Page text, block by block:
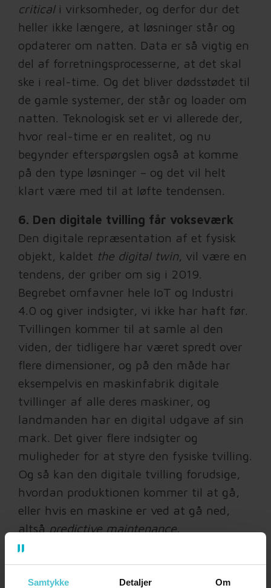
Samtykke Detaljer Om
criticali virksomheder, og derfor dur det
heller ikke længere, at løsninger står og
opdaterer om natten. Data er så vigtig en
del af forretningsprocesserne, at det skal
ske i real-time. Og det bliver dødsstødet til
de gamle systemer, der står og loader om
natten. Teknologisk set er vi allerede der,
hvor real-time er en realitet, og nu
begynder efterspørgslen også at komme
på den type løsninger – og det vil helt
klart være med til at løfte tendensen.
6. Den digitale tvilling får vokseværk
Den digitale repræsentation af et fysisk
objekt, kaldet the digital twin, vil være en
tendens, der griber om sig i 2019.
Begrebet omfavner hele IoT og Industri
4.0 og giver indsigter, vi ikke har haft før.
Tvillingen kommer til at samle al den
viden, der tidligere har været spredt over
flere dimensioner, og på den måde har
eksempelvis en maskinfabrik digitale
tvillinger af alle deres maskiner, og
landmanden har en digital udgave af sin
mark. Det giver flere indsigter og
muligheder for at styre den fysiske tvilling.
Og så kan den digitale tvilling forudsige,
hvordan produktionen kommer til at gå,
eller hvis en maskine er ved at gå ned,
altså predictive maintenance.
Der er begyndt at komme sensorer ind i
rigtig mange industrier, eksempelvis kan